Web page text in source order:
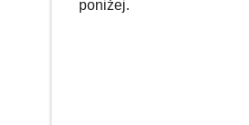
poniżej.